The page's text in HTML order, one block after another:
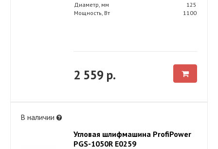
Диаметр, мм
125
Мощность, Вт
1100
2 559 р.
В наличии
Угловая шлифмашина ProfiPower
PGS-1050R E0259